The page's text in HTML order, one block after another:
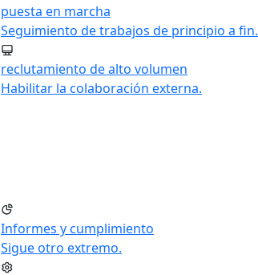
puesta en marcha
Seguimiento de trabajos de principio a fin.
reclutamiento de alto volumen
Habilitar la colaboración externa.
Informes y cumplimiento
Sigue otro extremo.